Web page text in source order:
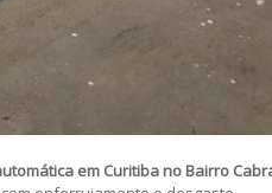
em Curitiba no Bairro